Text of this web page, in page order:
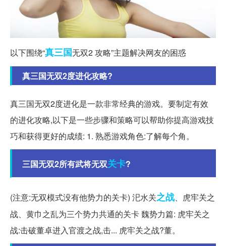
以下围绕“真三国无双2 攻略”主题解决网友的困惑
真三国无双2度进化攻略?
真三国无双2度进化是一款非常经典的游戏。要制定有效
的进化攻略,以下是一些步骤和策略可以帮助你提高游戏技
巧和获得更好的成绩: 1. 熟悉游戏角色:了解每个角。
三国无双2所有武将无双关卡?
(注意:无双模式没有他势力的关卡) 汜水关之战 、虎牢关之
战、黄巾之乱为三个势力共通的关卡 魏势力篇: 虎牢关之
战:击破董卓进入官渡之战,击... 虎牢关之战?董。